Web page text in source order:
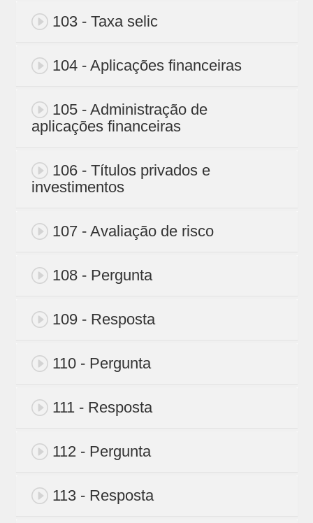
103 - Taxa selic
104 - Aplicações financeiras
105 - Administração de
aplicações financeiras
106 - Títulos privados e
investimentos
107 - Avaliação de risco
108 - Pergunta
109 - Resposta
110 - Pergunta
111 - Resposta
112 - Pergunta
113 - Resposta